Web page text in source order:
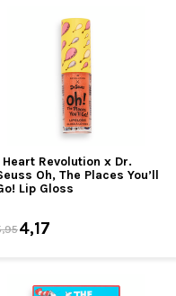
Heart Revolution x Dr.
Oh, The Places You’ll
Lip Gloss
4,17